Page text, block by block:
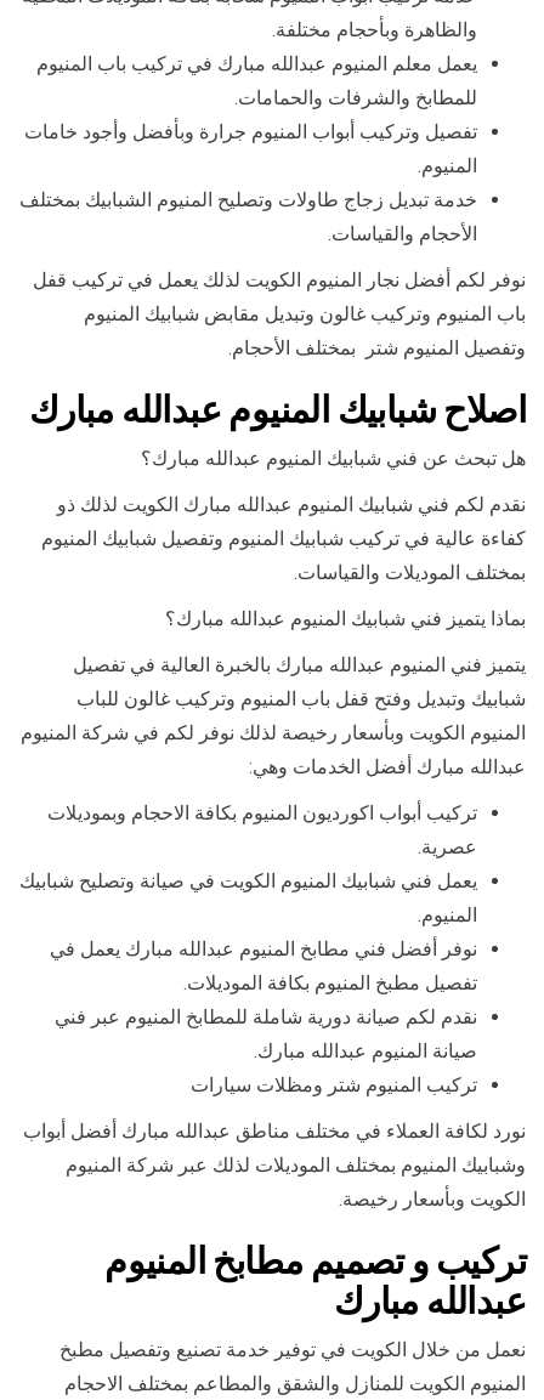
والظاهرة وبأحجام مختلفة.
يعمل معلم المنيوم عبدالله مبارك في تركيب باب المنيوم
للمطابخ والشرفات والحمامات.
تفصيل وتركيب أبواب المنيوم جرارة وبأفضل وأجود خامات
المنيوم.
خدمة تبديل زجاج طاولات وتصليح المنيوم الشبابيك بمختلف
الأحجام والقياسات.
نوفر لكم أفضل نجار المنيوم الكويت لذلك يعمل في تركيب قفل
باب المنيوم وتركيب غالون وتبديل مقابض شبابيك المنيوم
وتفصيل المنيوم شتر بمختلف الأحجام.
اصلاح شبابيك المنيوم عبدالله مبارك
هل تبحث عن فني شبابيك المنيوم عبدالله مبارك؟
نقدم لكم فني شبابيك المنيوم عبدالله مبارك الكويت لذلك ذو
كفاءة عالية في تركيب شبابيك المنيوم وتفصيل شبابيك المنيوم
بمختلف الموديلات والقياسات.
بماذا يتميز فني شبابيك المنيوم عبدالله مبارك؟
يتميز فني المنيوم عبدالله مبارك بالخبرة العالية في تفصيل
شبابيك وتبديل وفتح قفل باب المنيوم وتركيب غالون للباب
المنيوم الكويت وبأسعار رخيصة لذلك نوفر لكم في شركة المنيوم
عبدالله مبارك أفضل الخدمات وهي:
تركيب أبواب اكورديون المنيوم بكافة الاحجام وبموديلات
عصرية.
يعمل فني شبابيك المنيوم الكويت في صيانة وتصليح شبابيك
المنيوم.
نوفر أفضل فني مطابخ المنيوم عبدالله مبارك يعمل في
تفصيل مطبخ المنيوم بكافة الموديلات.
نقدم لكم صيانة دورية شاملة للمطابخ المنيوم عبر فني
صيانة المنيوم عبدالله مبارك.
تركيب المنيوم شتر ومظلات سيارات
نورد لكافة العملاء في مختلف مناطق عبدالله مبارك أفضل أبواب
وشبابيك المنيوم بمختلف الموديلات لذلك عبر شركة المنيوم
الكويت وبأسعار رخيصة.
تركيب و تصميم مطابخ المنيوم
عبدالله مبارك
نعمل من خلال الكويت في توفير خدمة تصنيع وتفصيل مطبخ
المنيوم الكويت للمنازل والشقق والمطاعم بمختلف الاحجام